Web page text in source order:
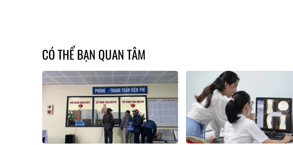
CÓ THỂ BẠN QUAN TÂM